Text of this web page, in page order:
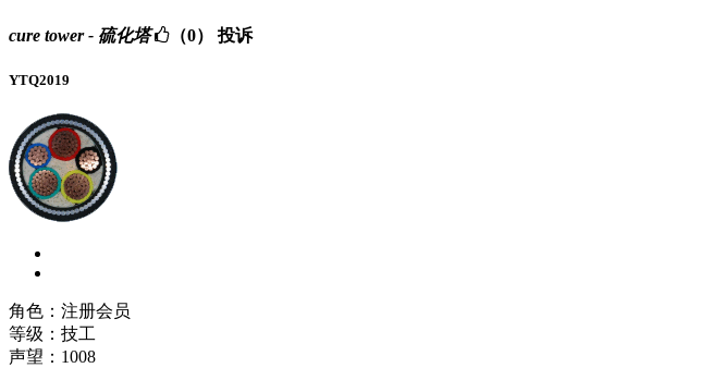
cure tower - 硫化塔 （0） 投诉
YTQ2019
角色：注册会员
等级：技工
声望： 1008